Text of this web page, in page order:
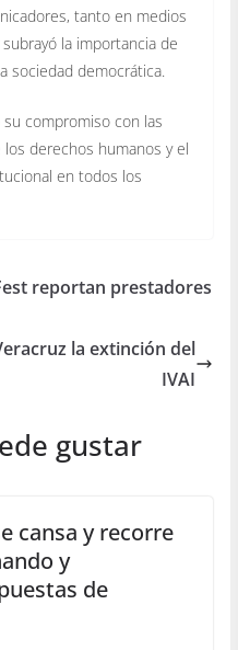
tanto en medios
la importancia de
sociedad democrática.
compromiso con las
derechos humanos y el
en todos los
reportan prestadores
la extinción del
IVAI
gustar
cansa y recorre
y
de